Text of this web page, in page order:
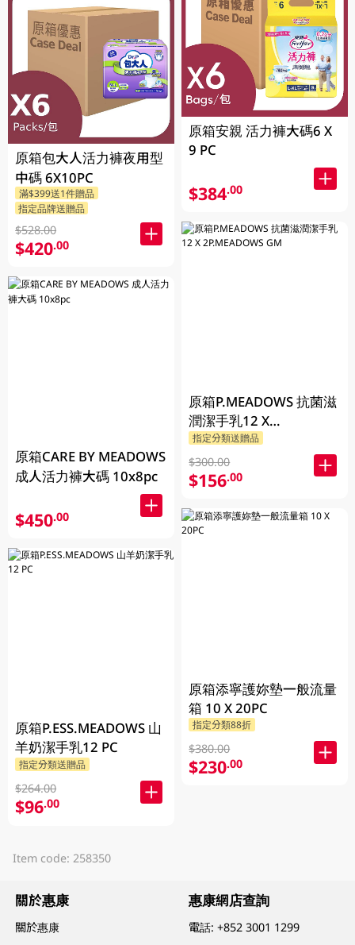
原箱包大人活力褲夜用型
中碼 6X10PC
滿$399送1件贈品
指定品牌送贈品
$528.00
$420.00
原箱CARE BY MEADOWS
成人活力褲大碼 10x8pc
$450.00
原箱P.ESS.MEADOWS 山
羊奶潔手乳12 PC
指定分類送贈品
$264.00
$96.00
原箱安親 活力褲大碼6 X
9 PC
$384.00
原箱P.MEADOWS 抗菌滋
潤潔手乳12 X
2P.MEADOWS GM
指定分類送贈品
$300.00
$156.00
原箱添寧護妳墊一般流量
箱 10 X 20PC
指定分類88折
$380.00
$230.00
Item code: 258350
關於惠康
關於惠康
惠康網店查詢
電話:+852 3001 1299